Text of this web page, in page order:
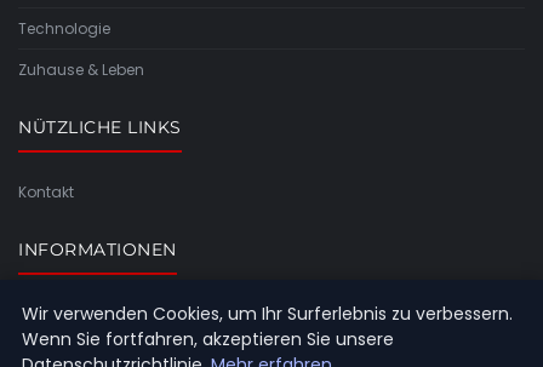
Technologie
Zuhause & Leben
NÜTZLICHE LINKS
Kontakt
INFORMATIONEN
Seitenübersicht
Wir verwenden Cookies, um Ihr Surferlebnis zu verbessern.
Wenn Sie fortfahren, akzeptieren Sie unsere